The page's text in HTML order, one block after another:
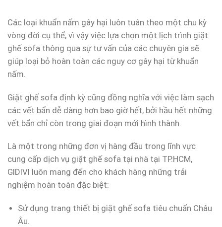
Các loại khuẩn nấm gây hại luôn tuân theo một chu kỳ
vòng đời cụ thể, vì vậy việc lựa chọn một lịch trình giặt
ghế sofa thông qua sự tư vấn của các chuyên gia sẽ
giúp loại bỏ hoàn toàn các nguy cơ gây hại từ khuẩn
nấm.
Giặt ghế sofa định kỳ cũng đồng nghĩa với việc làm sạch
các vết bẩn dễ dàng hơn bao giờ hết, bởi hầu hết những
vết bẩn chỉ còn trong giai đoạn mới hình thành.
Là một trong những đơn vị hàng đầu trong lĩnh vực
cung cấp dịch vụ giặt ghế sofa tại nhà tại TP.HCM,
GIDIVI luôn mang đến cho khách hàng những trải
nghiệm hoàn toàn đặc biệt:
Sử dụng trang thiết bị giặt ghế sofa tiêu chuẩn Châu
Âu.